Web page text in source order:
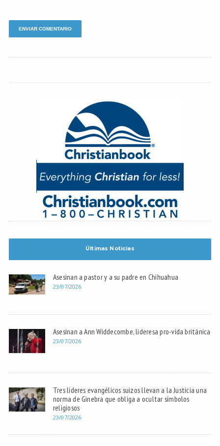
Últimas Noticias
Asesinan a pastor y a su padre en Chihuahua
23/07/2026
Asesinan a Ann Widdecombe, lideresa pro-vida británica
23/07/2026
Tres líderes evangélicos suizos llevan a la Justicia una
norma de Ginebra que obliga a ocultar símbolos
religiosos
23/07/2026